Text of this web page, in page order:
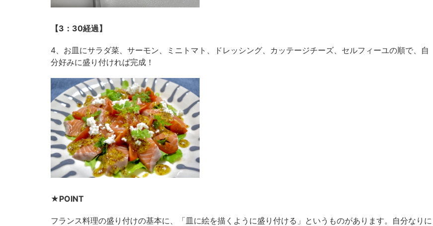
【3：30経過】
4、お皿にサラダ菜、サーモン、ミニトマト、ドレッシング、カッテージチーズ、セルフィーユの順で、自
分好みに盛り付ければ完成！
★POINT
フランス料理の盛り付けの基本に、「皿に絵を描くように盛り付ける」というものがあります。自分なりに